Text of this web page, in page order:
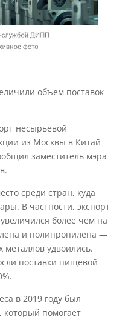
объем поставок
несырьевой
из Москвы в Китай
заместитель мэра
среди стран, куда
В частности, экспорт
более чем на
и полипропилена —
металлов удвоились.
поставки пищевой
в 2019 году был
помогает